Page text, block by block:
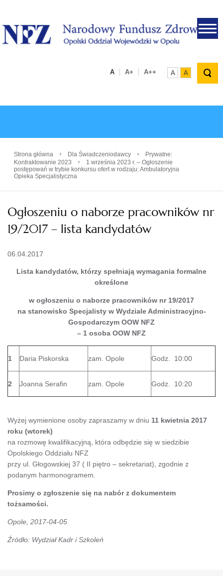
.
A A+ A++ A A
Strona główna › Dla Świadczeniodawcy ›
Prywatne:
Kontraktowanie 2023
›
1 września 2023 r. – Ogłoszenie
postępowań w trybie konkursu ofert w rodzaju: Ambulatoryjna
Opieka Specjalistyczna
Ogłoszeniu o naborze pracowników nr
19/2017 – lista kandydatów
06.04.2017
Lista kandydatów, którzy spełniają wymagania formalne
określone
w ogłoszeniu o naborze pracowników nr 19/2017
na stanowisko Specjalisty w Wydziale Administracyjno-
Gospodarczym OOW NFZ
– 1 osoba OOW NFZ
1 Daria Piskorska zam. Opole Godz. 10:00
2 Joanna Serafin zam. Opole Godz. 10:20
Wyżej wymienione osoby zapraszamy w dniu 11 kwietnia 2017
roku (wtorek)
na rozmowę kwalifikacyjną, która odbędzie się w siedzibie
Opolskiego Oddziału NFZ
przy ul. Głogowskiej 37 ( II piętro – sekretariat), zgodnie z
podanym harmonogramem.
Prosimy o zgłoszenie się na nabór z dokumentem
tożsamości.
Opole, 2017-04-05
Źródło: Wydział Kadr i Szkoleń